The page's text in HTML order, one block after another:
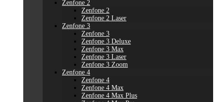
Zenfone 2
Zenfone 2
Zenfone 2 Laser
Zenfone 3
Zenfone 3
Zenfone 3 Deluxe
Zenfone 3 Max
Zenfone 3 Laser
Zenfone 3 Zoom
Zenfone 4
Zenfone 4
Zenfone 4 Max
Zenfone 4 Max Plus